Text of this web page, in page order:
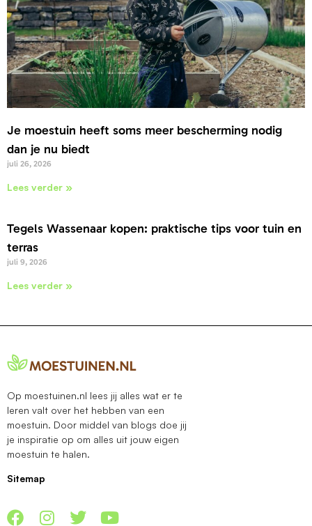
Je moestuin heeft soms meer bescherming nodig
dan je nu biedt
juli 26, 2026
Lees verder »
Tegels Wassenaar kopen: praktische tips voor tuin en
terras
juli 9, 2026
Lees verder »
Op moestuinen.nl lees jij alles wat er te
leren valt over het hebben van een
moestuin. Door middel van blogs doe jij
je inspiratie op om alles uit jouw eigen
moestuin te halen.
Sitemap